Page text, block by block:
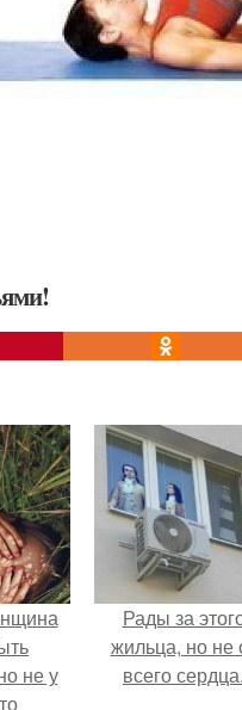
не у
Рады за
жильца, но не
всего